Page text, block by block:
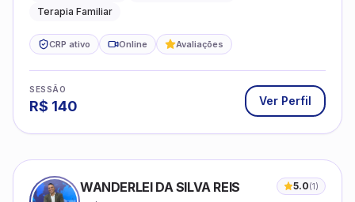
Terapia Familiar
CRP ativo Online Avaliações
SESSÃO
R$ 140 Ver Perfil
WANDERLEI DA SILVA REIS 5.0(1)